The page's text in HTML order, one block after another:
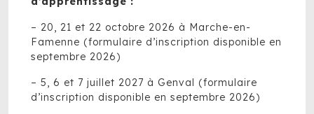
– 20, 21 et 22 octobre 2026 à Marche-en-
Famenne (formulaire d’inscription disponible en
septembre 2026)
– 5, 6 et 7 juillet 2027 à Genval (formulaire
d’inscription disponible en septembre 2026)